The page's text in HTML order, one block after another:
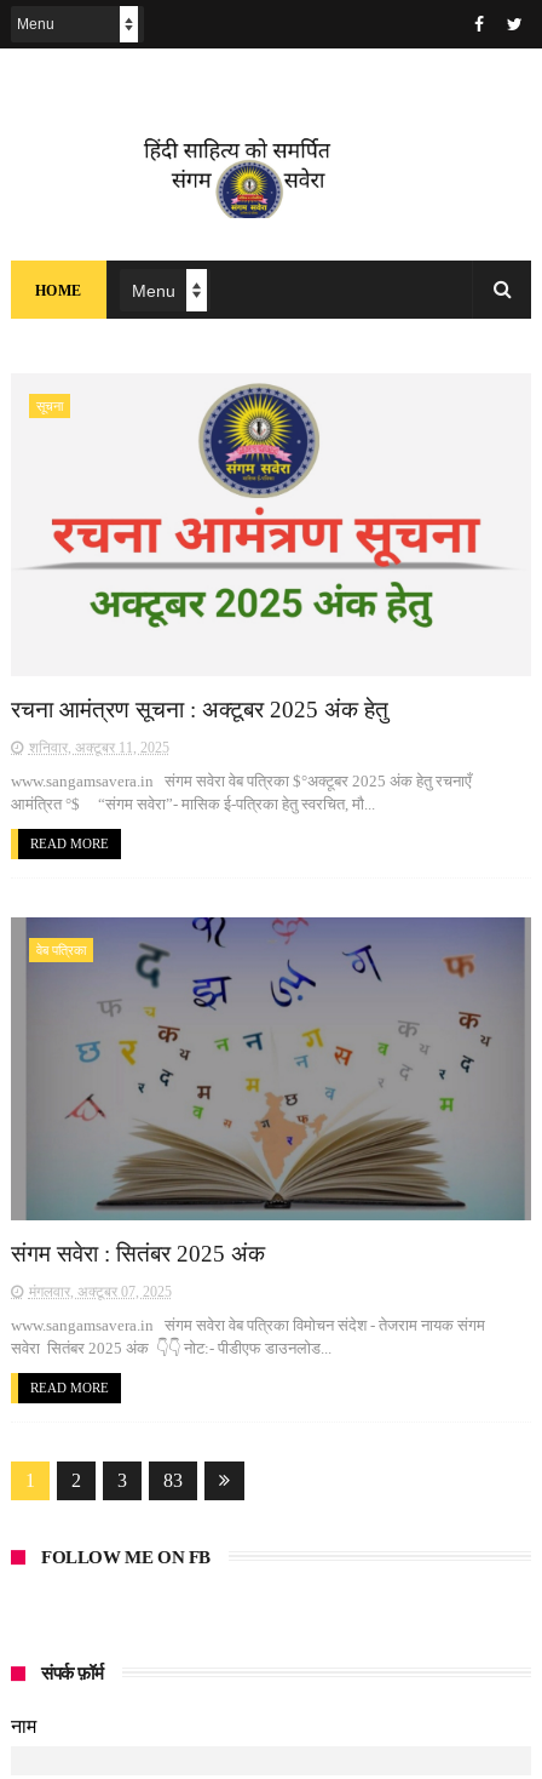
HOME
सूचना
रचना आमंत्रण सूचना : अक्टूबर 2025 अंक हेतु
शनिवार, अक्टूबर 11, 2025
www.sangamsavera.in संगम सवेरा वेब पत्रिका $°अक्टूबर 2025 अंक हेतु रचनाएँ
आमंत्रित °$ “संगम सवेरा”- मासिक ई-पत्रिका हेतु स्वरचित, मौ...
READ MORE
वेब पत्रिका
संगम सवेरा : सितंबर 2025 अंक
मंगलवार, अक्टूबर 07, 2025
www.sangamsavera.in संगम सवेरा वेब पत्रिका विमोचन संदेश - तेजराम नायक संगम
सवेरा सितंबर 2025 अंक 👇👇 नोट:- पीडीएफ डाउनलोड...
READ MORE
1 2 3 83
FOLLOW ME ON FB
संपर्क फ़ॉर्म
नाम